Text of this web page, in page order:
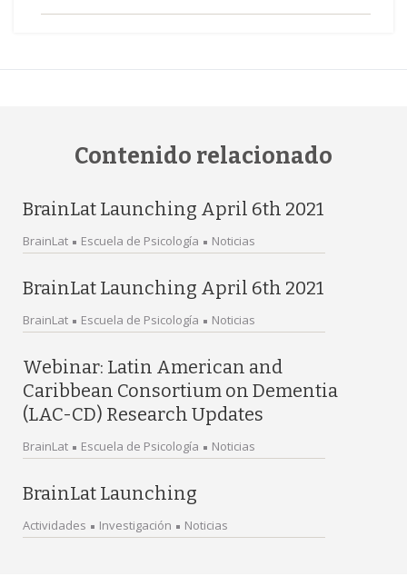
Contenido relacionado
BrainLat Launching April 6th 2021
BrainLat Escuela de Psicología Noticias
BrainLat Launching April 6th 2021
BrainLat Escuela de Psicología Noticias
Webinar: Latin American and
Caribbean Consortium on Dementia
(LAC-CD) Research Updates
BrainLat Escuela de Psicología Noticias
BrainLat Launching
Actividades Investigación Noticias